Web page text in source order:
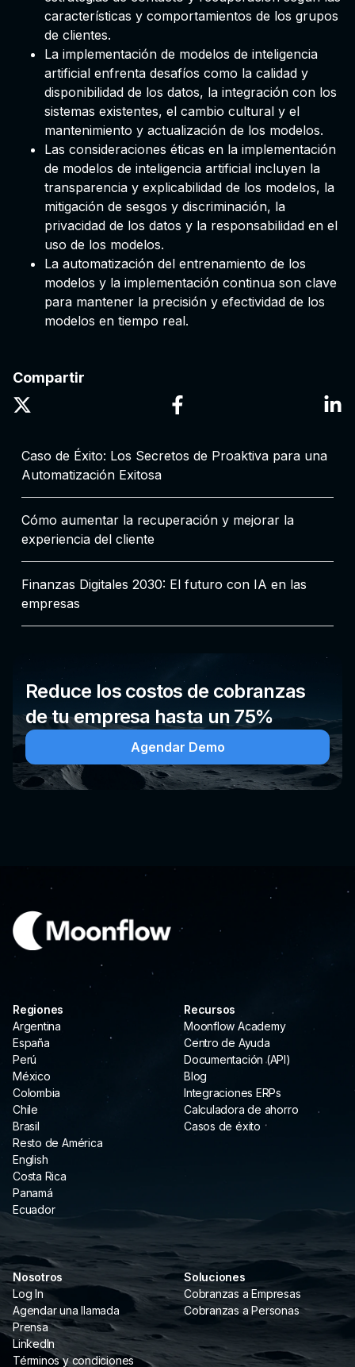
características y comportamientos de los grupos
de clientes.
La implementación de modelos de inteligencia
artificial enfrenta desafíos como la calidad y
disponibilidad de los datos, la integración con los
sistemas existentes, el cambio cultural y el
mantenimiento y actualización de los modelos.
Las consideraciones éticas en la implementación
de modelos de inteligencia artificial incluyen la
transparencia y explicabilidad de los modelos, la
mitigación de sesgos y discriminación, la
privacidad de los datos y la responsabilidad en el
uso de los modelos.
La automatización del entrenamiento de los
modelos y la implementación continua son clave
para mantener la precisión y efectividad de los
modelos en tiempo real.
Compartir
Caso de Éxito: Los Secretos de Proaktiva para una
Automatización Exitosa
Cómo aumentar la recuperación y mejorar la
experiencia del cliente
Finanzas Digitales 2030: El futuro con IA en las
empresas
Reduce los costos de cobranzas
de tu empresa hasta un 75%
Agendar Demo
Soluciones
Cobranzas a Empresas
Cobranzas a Personas
Regiones
Argentina
España
Perú
México
Colombia
Chile
Brasil
Resto de América
English
Costa Rica
Panamá
Ecuador
Recursos
Moonflow Academy
Centro de Ayuda
Documentación (API)
Blog
Integraciones ERPs
Calculadora de ahorro
Casos de éxito
Nosotros
Log In
Agendar una llamada
Prensa
LinkedIn
Términos y condiciones